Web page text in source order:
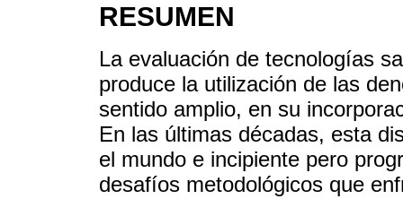
RESUMEN
La evaluación de tecnologías
produce la utilización de las
sentido amplio, en su
En las últimas décadas, esta
el mundo e incipiente pero
desafíos metodológicos que